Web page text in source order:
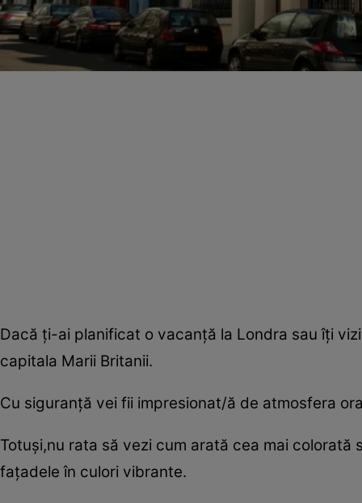
Dacă ţi-ai planificat o vacanţă la Londra sau îţi
capitala Marii Britanii.
Cu siguranţă vei fii impresionat/ă de atmosfera
Totuşi,nu rata să vezi cum arată cea mai
faţadele în culori vibrante.